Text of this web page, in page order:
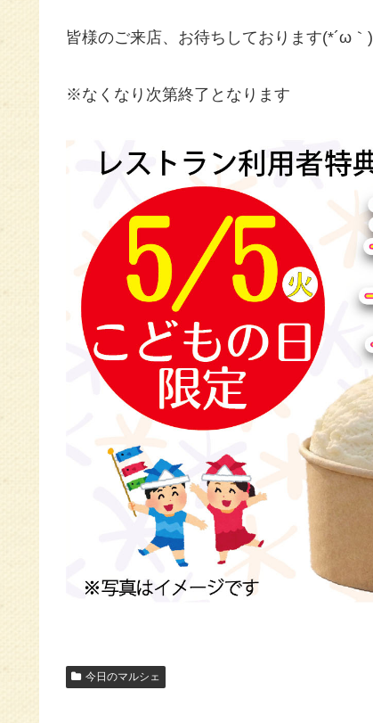
皆様のご来店、お待ちしております(*´ω｀)
※なくなり次第終了となります
今日のマルシェ